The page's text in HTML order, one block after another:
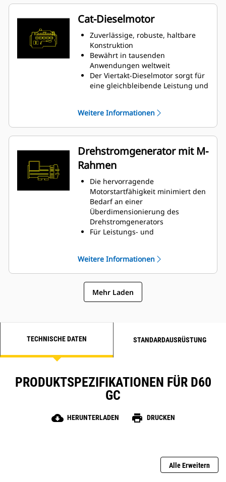
Cat-Dieselmotor
Zuverlässige, robuste, haltbare
Konstruktion
Bewährt in tausenden
Anwendungen weltweit
Der Viertakt-Dieselmotor sorgt für
eine gleichbleibende Leistung und
Kraftstoffverbrauch
Weitere Informationen
Drehstromgenerator mit M-
Rahmen
Die hervorragende
Motorstartfähigkeit minimiert den
Bedarf an einer
Überdimensionierung des
Drehstromgenerators
Für Leistungs- und
Robuste Klasse-H-Isolierung
Weitere Informationen
Mehr Laden
TECHNISCHE DATEN STANDARDAUSRÜSTUNG
PRODUKTSPEZIFIKATIONEN FÜR D60
GC
cloud_download HERUNTERLADEN print DRUCKEN
Alle Erweitern